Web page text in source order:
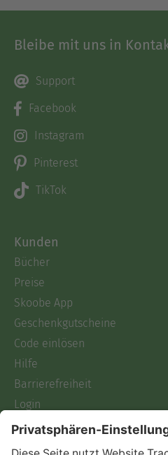
Bleibe mit uns in
Support
Facebook
Instagram
Pinterest
TikTok
Kunden
Bücher
Preise
Skoobe App
Geschenkgutscheine
Code einlösen
Hilfe
Barrierefreiheit
Login
Skoobe liest